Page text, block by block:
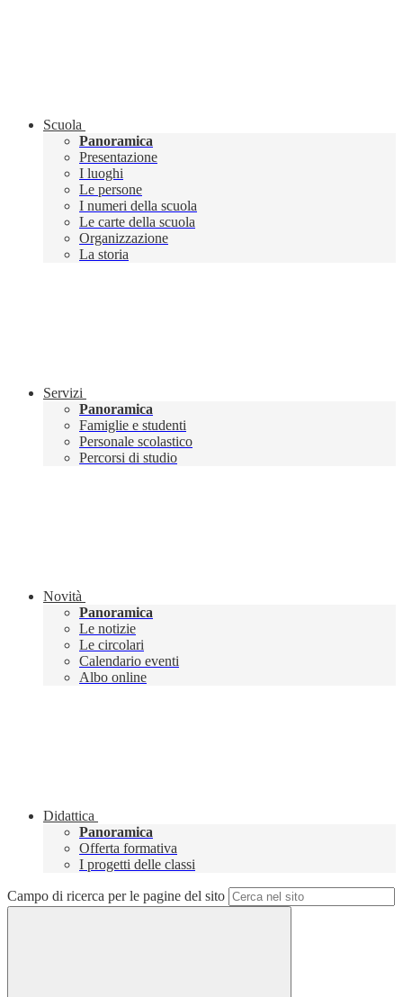
Scuola
Panoramica
Presentazione
I luoghi
Le persone
I numeri della scuola
Le carte della scuola
Organizzazione
La storia
Servizi
Panoramica
Famiglie e studenti
Personale scolastico
Percorsi di studio
Novità
Panoramica
Le notizie
Le circolari
Calendario eventi
Albo online
Didattica
Panoramica
Offerta formativa
I progetti delle classi
Campo di ricerca per le pagine del sito